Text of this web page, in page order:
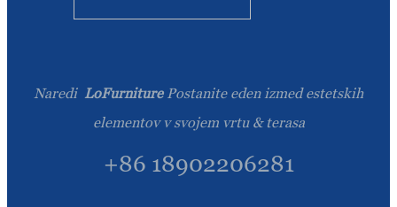
Naredi LoFurniture Postanite eden izmed estetskih
elementov v svojem vrtu & terasa
+86 18902206281